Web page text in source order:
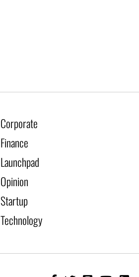
Corporate
Finance
Launchpad
Opinion
Startup
Technology